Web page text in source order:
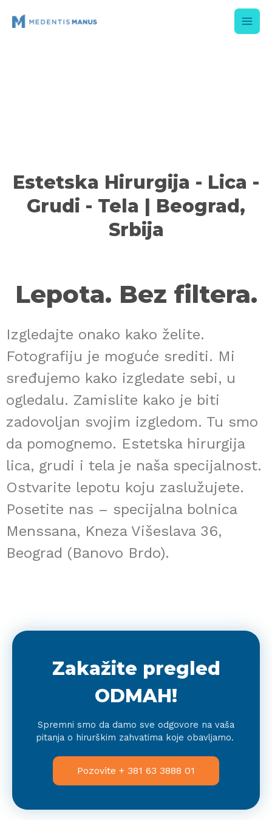
Estetska Hirurgija - Lica -
Grudi - Tela | Beograd,
Srbija
Lepota. Bez filtera.
Izgledajte onako kako želite.
Fotografiju je moguće srediti. Mi
sređujemo kako izgledate sebi, u
ogledalu. Zamislite kako je biti
zadovoljan svojim izgledom. Tu smo
da pomognemo. Estetska hirurgija
lica, grudi i tela je naša specijalnost.
Ostvarite lepotu koju zaslužujete.
Posetite nas – specijalna bolnica
Menssana, Kneza Višeslava 36,
Beograd (Banovo Brdo).
Zakažite pregled
ODMAH!
Spremni smo da damo sve odgovore na vaša
pitanja o hirurškim zahvatima koje obavljamo.
Pozovite + 381 63 3888 01